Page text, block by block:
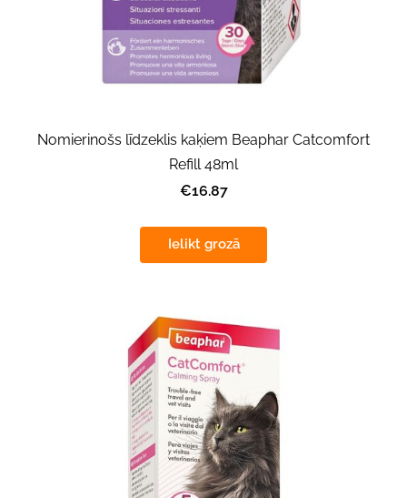
Nomierinošs līdzeklis kaķiem Beaphar Catcomfort
Refill 48ml
€16.87
Ielikt grozā